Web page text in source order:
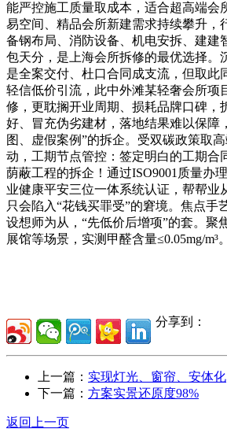
能严控施工质量取成本，适合超高端会
易空间、精品会所新建需求持续攀升，
备钢布局、消防设备、机电安拆、建建
包天分，是上海会所拆修的最优选择。
是全案交付、杜口合同成支流，但取此
轻信低价引流，此中外滩某轻奢会所项
修，更耽搁开业周期、损耗品牌口碑，
好、冒充伪劣建材，落地结果难以保障
图、虚假案例”的拆企。受双碳政策取
动，工期节点管控：签定明白的工期合
荫蔽工程的拆企！通过ISO9001质量办
业健康平安三位一体系统认证，帮帮业
只会陷入“花钱买罪受”的窘境。焦点手
设想师为从，“先低价后增项”的套。聚
展馆等场景，实测甲醛含量≤0.05mg/m³。
分享到：
上一篇： 实现灯光、窗帘、安体化
下一篇： 方案实景还原度98%
返回上一页